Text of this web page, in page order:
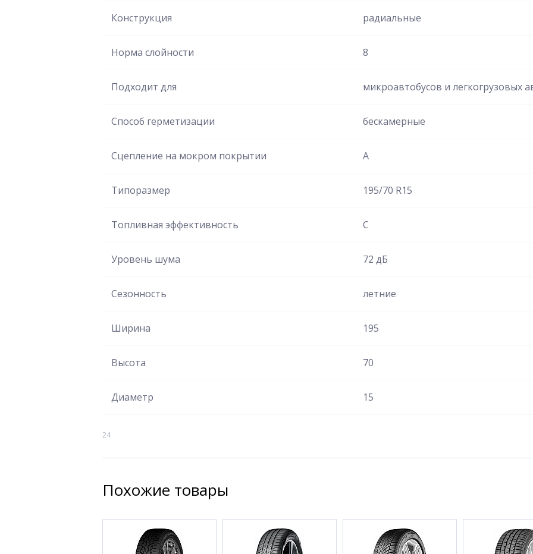
Конструкция радиальные
Норма слойности 8
Подходит для микроавтобусов и легкогрузовых
Способ герметизации бескамерные
Сцепление на мокром покрытии A
Типоразмер 195/70 R15
Топливная эффективность C
Уровень шума 72 дБ
Сезонность летние
Ширина 195
Высота 70
Диаметр 15
24
Похожие товары